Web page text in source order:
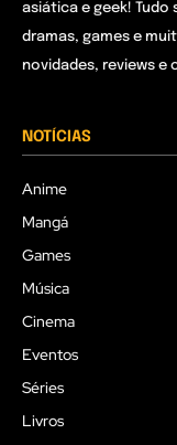
asiática e geek! Tudo
dramas, games e
novidades, reviews e
NOTÍCIAS
Anime
Mangá
Games
Música
Cinema
Eventos
Séries
Livros